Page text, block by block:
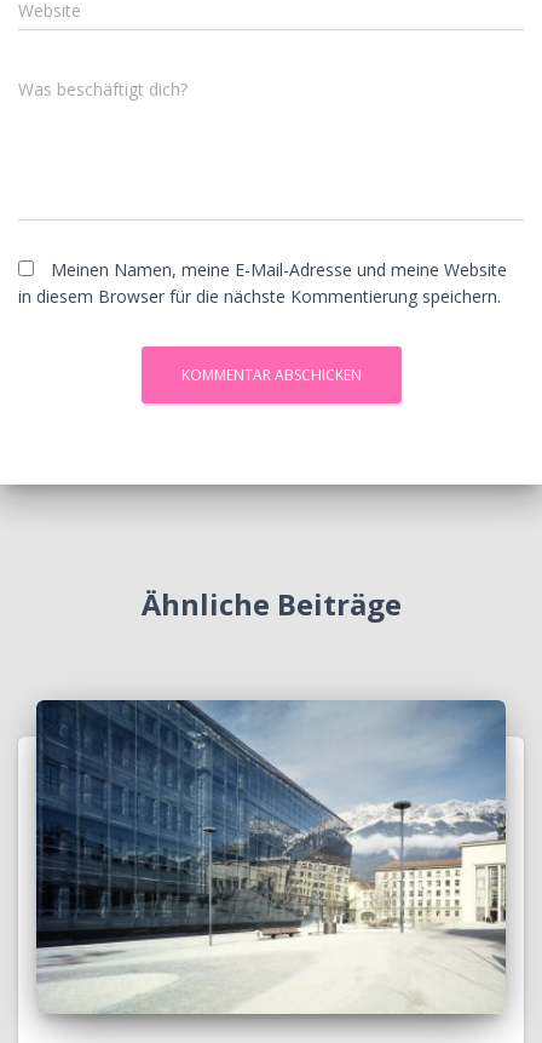
Website
Was beschäftigt dich?
Meinen Namen, meine E-Mail-Adresse und meine Website
in diesem Browser für die nächste Kommentierung speichern.
Ähnliche Beiträge